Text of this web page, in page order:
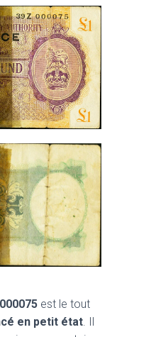
est le tout
en petit état. Il